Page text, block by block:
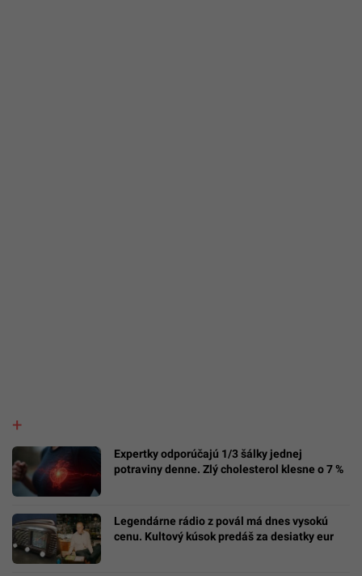
Expertky odporúčajú 1/3 šálky jednej
potraviny denne. Zlý cholesterol klesne o 7 %
Legendárne rádio z povál má dnes vysokú
cenu. Kultový kúsok predáš za desiatky eur